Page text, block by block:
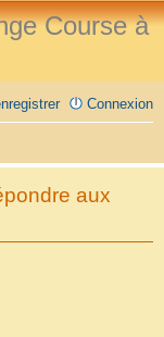
Course à
Connexion
aux